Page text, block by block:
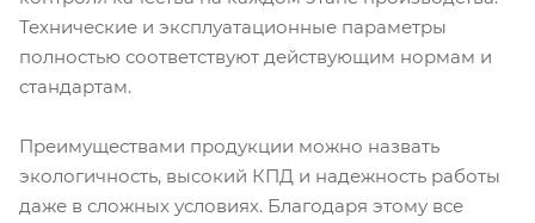
Технические и эксплуатационные параметры
полностью соответствуют действующим нормам и
стандартам.
Преимуществами продукции можно назвать
экологичность, высокий КПД и надежность работы
даже в сложных условиях. Благодаря этому все